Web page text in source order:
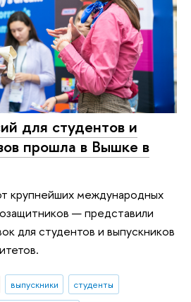
для студентов и
прошла в Вышке в
крупнейших международных
— представили
для студентов и выпускников
выпускники
студенты